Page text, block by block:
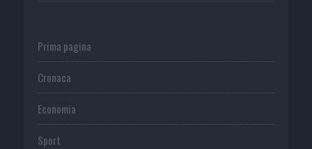
Prima pagina
Cronaca
Economia
Sport